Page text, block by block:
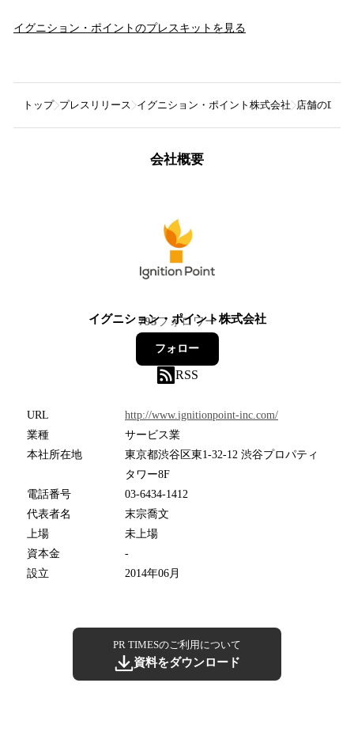
イグニション・ポイント のプレスキットを見る
トップ プレスリリース イグニション・ポイント株式会社 店舗のDXを
会社概要
イグニション・ポイント株式会社
795フォロワー
フォロー
RSS
URL
http://www.ignitionpoint-inc.com/
業種
サービス業
本社所在地
東京都渋谷区東1-32-12 渋谷プロパティ
タワー8F
電話番号
03-6434-1412
代表者名
末宗喬文
上場
未上場
資本金
-
設立
2014年06月
PR TIMESのご利用について
資料をダウンロード